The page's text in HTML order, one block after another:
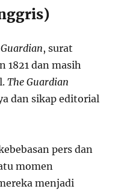
, surat
1821 dan masih
The Guardian
dan sikap editorial
pers dan
momen
menjadi